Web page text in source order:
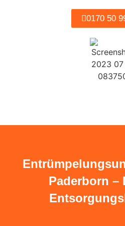
0170 50
Paderborn –